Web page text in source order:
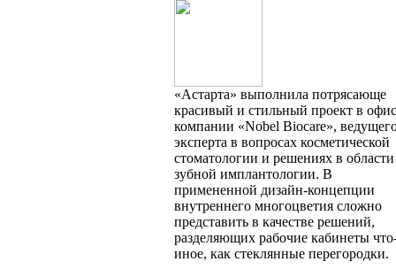
«Астарта» выполнила потрясающе
красивый и стильный проект в
компании «Nobel Biocare»,
эксперта в вопросах косметической
стоматологии и решениях в области
зубной имплантологии. В
примененной дизайн-концепции
внутреннего многоцветия сложно
представить в качестве решений,
разделяющих рабочие кабинеты
иное, как стеклянные перегородки.